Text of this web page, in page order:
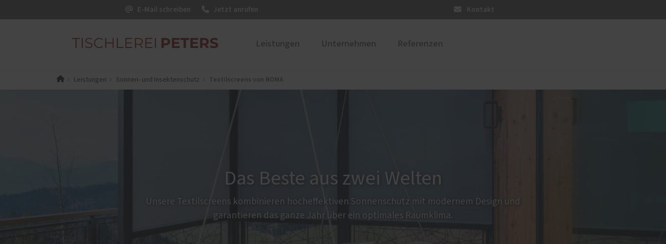
E-Mail schreiben Jetzt anrufen Kontakt
Leistungen
Wintergärten und PaX-Fenster
Altbau und Denkmal
Fenster-Aktion für den
PaX-Haustüren
Unternehmen
Karriere
Referenzen
Leistungen Sonnen- und Insektenschutz Textilscreens von ROMA
Das Beste aus zwei Welten
Unsere Textilscreens kombinieren hocheffektiven Sonnenschutz mit modernem Design und
garantieren das ganze Jahr über ein optimales Raumklima.